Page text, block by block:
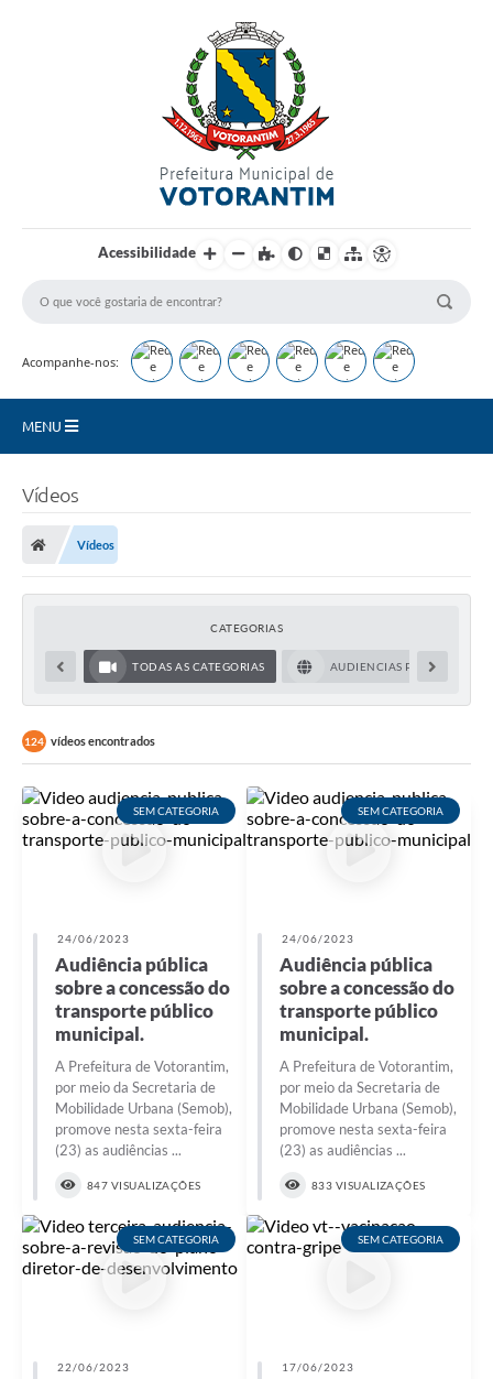
Acessibilidade
Acompanhe-nos:
MENU
Carta de Serviços
Transparência
Selo Verde
Empreendedor
Plano Municipal de Retomada das Aulas Presenciais
COVID - 19
Ouvidoria
Jornal (Edições anteriores)
Arquivos para Download
Vídeos
Vídeos
CATEGORIAS
TODAS AS CATEGORIAS AUDIENCIAS PÚBLICAS
124 vídeos encontrados
SEM CATEGORIA
24/06/2023
Audiência pública
sobre a concessão do
transporte público
municipal.
A Prefeitura de Votorantim,
por meio da Secretaria de
Mobilidade Urbana (Semob),
promove nesta sexta-feira
(23) as audiências ...
847 VISUALIZAÇÕES
SEM CATEGORIA
24/06/2023
Audiência pública
sobre a concessão do
transporte público
municipal.
A Prefeitura de Votorantim,
por meio da Secretaria de
Mobilidade Urbana (Semob),
promove nesta sexta-feira
(23) as audiências ...
833 VISUALIZAÇÕES
SEM CATEGORIA
22/06/2023
SEM CATEGORIA
17/06/2023